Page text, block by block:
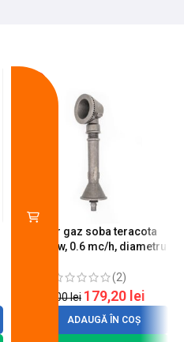
Arzator gaz soba teracota
A600, 6 kw, 0.6 mc/h, diametru
(2)
200,00lei 179,20 lei
ADAUGĂ ÎN COȘ